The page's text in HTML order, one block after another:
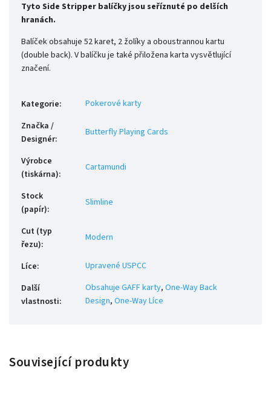
Tyto Side Stripper balíčky jsou seříznuté po delších
hranách.
Balíček obsahuje 52 karet, 2 žolíky a oboustrannou kartu
(double back). V balíčku je také přiložena karta vysvětlující
značení.
Kategorie:
Pokerové karty
Značka /
Designér:
Butterfly Playing Cards
Výrobce
(tiskárna):
Cartamundi
Stock
(papír):
Slimline
Cut (typ
řezu):
Modern
Líce:
Upravené USPCC
Další
vlastnosti:
Obsahuje GAFF karty, One-Way Back
Design, One-Way Líce
Související produkty